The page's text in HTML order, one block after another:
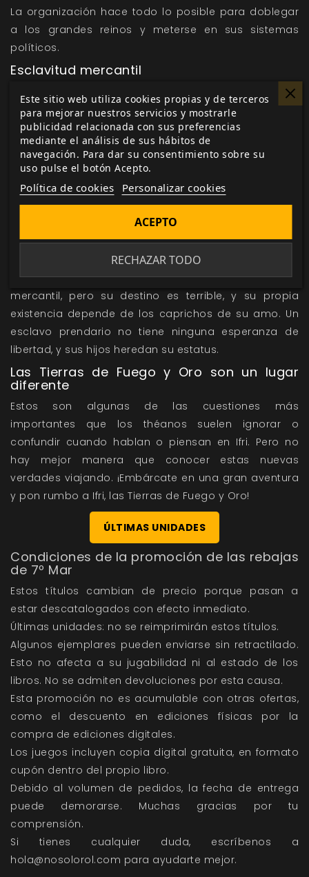
La organización hace todo lo posible para doblegar
a los grandes reinos y meterse en sus sistemas
políticos.
Esclavitud mercantil
Ifri no es inmune a la esclavitud, y esta existe en todas
sus viles formas.La esclavitud más común en Ifri nació
como un producto de la guerra. Los enemigos y civiles
capturados o derrotados se ven obligados a trabajar
durante un tiempo como esclavos.
Esclavitud prendaria
Un esclavo de este tipo se considera propiedad de su
Lo cosechan y venden como propiedad,
y lo usan de la manera que su dueño considere
Los amos adquieren un esclavo de la
misma manera en que lo harían con un esclavo
mercantil, pero su destino es terrible, y su propia
existencia depende de los caprichos de su amo. Un
esclavo prendario no tiene ninguna esperanza de
libertad, y sus hijos heredan su estatus.
Las Tierras de Fuego y Oro son un lugar
diferente
Estos son algunas de las cuestiones más
importantes que los théanos suelen ignorar o
confundir cuando hablan o piensan en Ifri. Pero no
hay mejor manera que conocer estas nuevas
verdades viajando. ¡Embárcate en una gran aventura
y pon rumbo a Ifri, las Tierras de Fuego y Oro!
ÚLTIMAS UNIDADES
Condiciones de la promoción de las rebajas
de 7º Mar
Estos títulos cambian de precio porque pasan a
estar descatalogados con efecto inmediato.
Últimas unidades: no se reimprimirán estos títulos.
Algunos ejemplares pueden enviarse sin retractilado.
Esto no afecta a su jugabilidad ni al estado de los
libros. No se admiten devoluciones por esta causa.
Esta promoción no es acumulable con otras ofertas,
como el descuento en ediciones físicas por la
compra de ediciones digitales.
Los juegos incluyen copia digital gratuita, en formato
cupón dentro del propio libro.
Debido al volumen de pedidos, la fecha de entrega
puede demorarse. Muchas gracias por tu
comprensión.
Si tienes cualquier duda, escríbenos a
hola@nosolorol.com para ayudarte mejor.
Este sitio web utiliza cookies propias y de terceros
para mejorar nuestros servicios y mostrarle
publicidad relacionada con sus preferencias
mediante el análisis de sus hábitos de
navegación. Para dar su consentimiento sobre su
uso pulse el botón Acepto.
Política de cookies Personalizar cookies
RECHAZAR TODO
ACEPTO